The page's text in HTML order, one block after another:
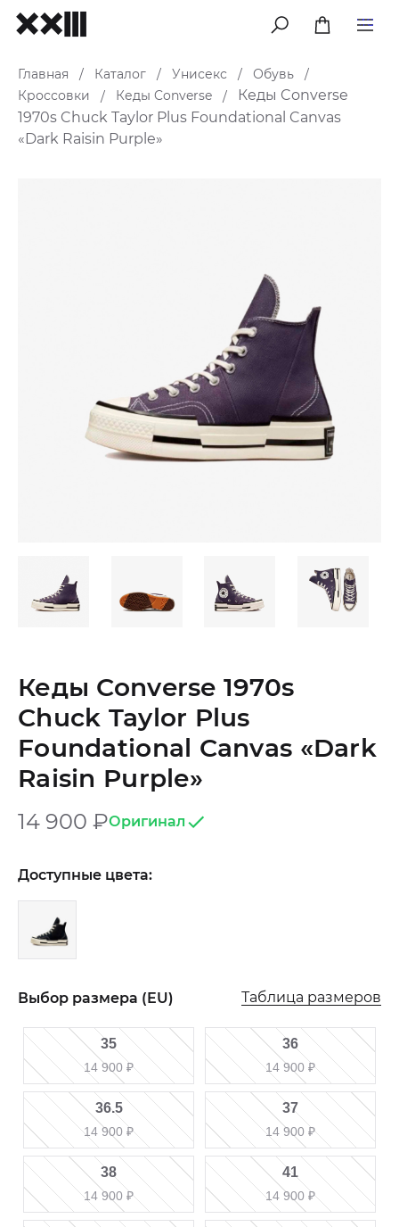
меню
Главная / Каталог / Унисекс / Обувь
/
Кроссовки
/ Кеды Converse /
Кеды Converse
1970s Chuck Taylor Plus Foundational Canvas
«Dark Raisin Purple»
Кеды Converse 1970s
Chuck Taylor Plus
Foundational Canvas «Dark
Raisin Purple»
14 900 ₽Оригинал
Доступные цвета:
Выбор размера (EU) Таблица размеров
35
14 900 ₽
36
14 900 ₽
36.5
14 900 ₽
37
14 900 ₽
38
14 900 ₽
41
14 900 ₽